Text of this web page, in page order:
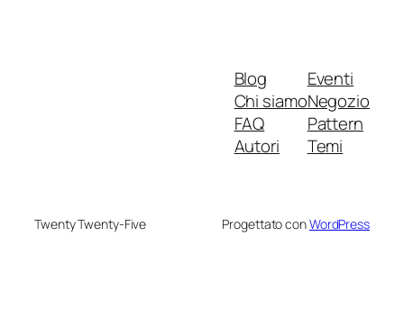
Blog
Chi siamo
FAQ
Autori
Eventi
Negozio
Pattern
Temi
Twenty Twenty-Five Progettato conWordPress